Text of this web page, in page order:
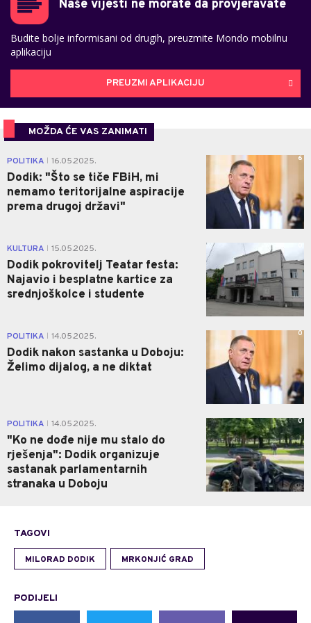
Naše vijesti ne morate da provjeravate
Budite bolje informisani od drugih, preuzmite Mondo mobilnu
aplikaciju
PREUZMI APLIKACIJU
MOŽDA ĆE VAS ZANIMATI
POLITIKA 16.05.2025.
Dodik: "Što se tiče FBiH, mi
nemamo teritorijalne aspiracije
prema drugoj državi"
6
KULTURA 15.05.2025.
Dodik pokrovitelj Teatar festa:
Najavio i besplatne kartice za
srednjoškolce i studente
POLITIKA 14.05.2025.
Dodik nakon sastanka u Doboju:
Želimo dijalog, a ne diktat
0
POLITIKA 14.05.2025.
"Ko ne dođe nije mu stalo do
rješenja": Dodik organizuje
sastanak parlamentarnih
stranaka u Doboju
0
TAGOVI
MILORAD DODIK MRKONJIĆ GRAD
PODIJELI